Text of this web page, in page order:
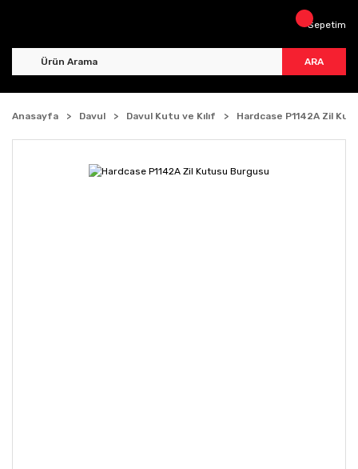
ARA
Sepetim
Anasayfa Davul Davul Kutu ve Kılıf Hardcase P1142A Zil